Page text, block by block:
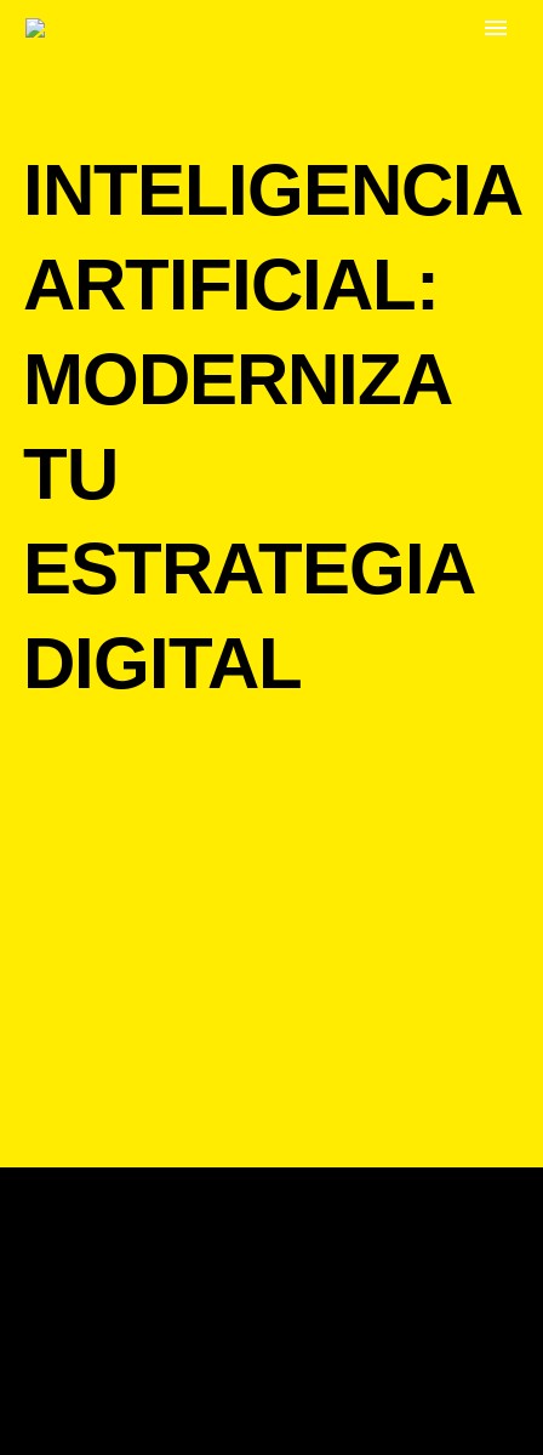
INTELIGENCIA
ARTIFICIAL:
MODERNIZA
TU
ESTRATEGIA
DIGITAL